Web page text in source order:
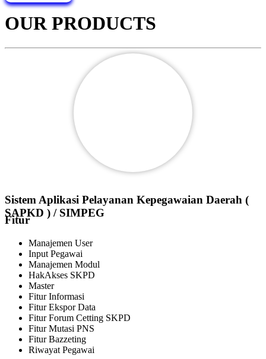
OUR PRODUCTS
Sistem Aplikasi Pelayanan Kepegawaian Daerah (
SAPKD ) / SIMPEG
Fitur
Manajemen User
Input Pegawai
Manajemen Modul
HakAkses SKPD
Master
Fitur Informasi
Fitur Ekspor Data
Fitur Forum Cetting SKPD
Fitur Mutasi PNS
Fitur Bazzeting
Riwayat Pegawai